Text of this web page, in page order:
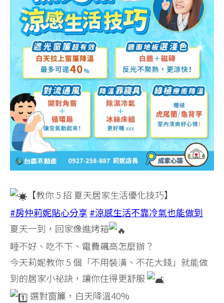
【教你 5 招 夏天居家生活優化技巧】
#房仲莉妮貼心分享 #涼感生活不靠冷氣也能做到
夏天一到，回家像進烤箱
睡不好、吃不下、電費飆高怎麼辦？
今天莉妮教你 5 個「不用裝潢、不花大錢」就能做
到的居家小祕訣，讓你住得更舒服
選對窗簾，白天降溫40%